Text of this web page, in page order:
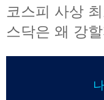
코스피 사상
스닥은 왜 강